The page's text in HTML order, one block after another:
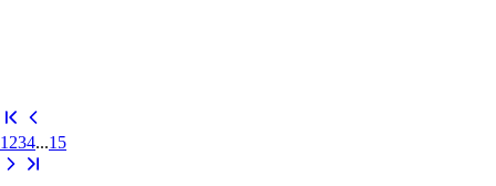
1 234...15